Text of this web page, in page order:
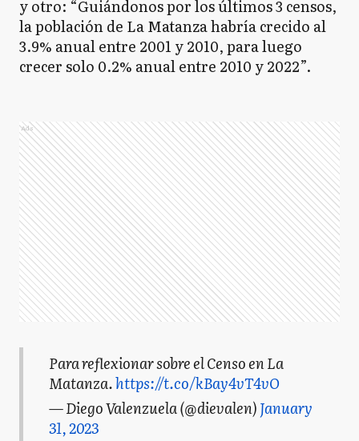
y otro: “Guiándonos por los últimos 3 censos,
la población de La Matanza habría crecido al
3.9% anual entre 2001 y 2010, para luego
crecer solo 0.2% anual entre 2010 y 2022”.
Ads
Para reflexionar sobre el Censo en La
Matanza.https://t.co/kBay4vT4vO
— Diego Valenzuela (@dievalen)January
31, 2023